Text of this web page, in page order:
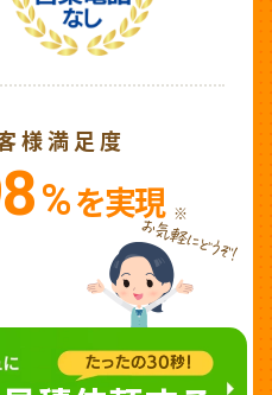
様満足度
%を実現 ※